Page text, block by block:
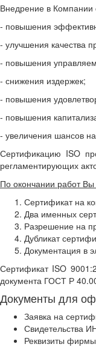
Внедрение в Компании
- повышения
- улучшения качества
- повышения
- снижения издержек;
- повышения
- повышения
- увеличения шансов
Сертификацию ISO
регламентирующих
По окончании работ
Сертификат на
Два именных
Разрешение на
Дубликат
Документация в
Сертификат ISO
документа ГОСТ Р
Документы для
Заявка на
Свидетельства
Реквизиты